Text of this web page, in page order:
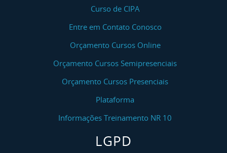
Curso de CIPA
Entre em Contato Conosco
Orçamento Cursos Online
Orçamento Cursos Semipresenciais
Orçamento Cursos Presenciais
Plataforma
Informações Treinamento NR 10
LGPD